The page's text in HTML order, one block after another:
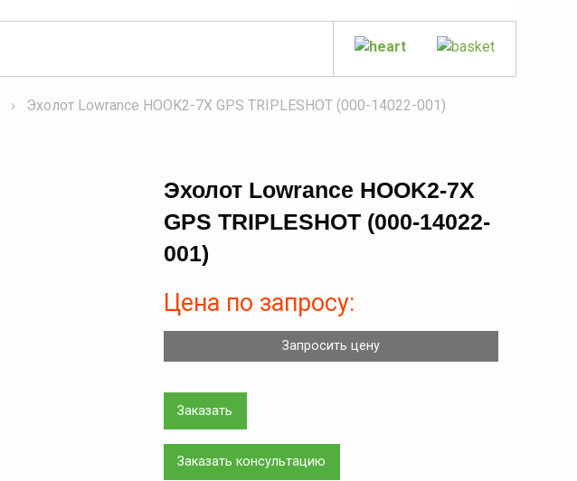
Эхолот Lowrance HOOK2-7X GPS TRIPLESHOT (000-14022-001)
Эхолот Lowrance HOOK2-7X
GPS TRIPLESHOT (000-14022-
001)
Цена по запросу:
Запросить цену
Заказать
Заказать консультацию